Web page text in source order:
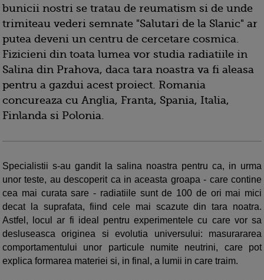
bunicii nostri se tratau de reumatism si de unde
trimiteau vederi semnate "Salutari de la Slanic" ar
putea deveni un centru de cercetare cosmica.
Fizicieni din toata lumea vor studia radiatiile in
Salina din Prahova, daca tara noastra va fi aleasa
pentru a gazdui acest proiect. Romania
concureaza cu Anglia, Franta, Spania, Italia,
Finlanda si Polonia.
Specialistii s-au gandit la salina noastra pentru ca, in urma
unor teste, au descoperit ca in aceasta groapa - care contine
cea mai curata sare - radiatiile sunt de 100 de ori mai mici
decat la suprafata, fiind cele mai scazute din tara noatra.
Astfel, locul ar fi ideal pentru experimentele cu care vor sa
desluseasca originea si evolutia universului: masurararea
comportamentului unor particule numite neutrini, care pot
explica formarea materiei si, in final, a lumii in care traim.